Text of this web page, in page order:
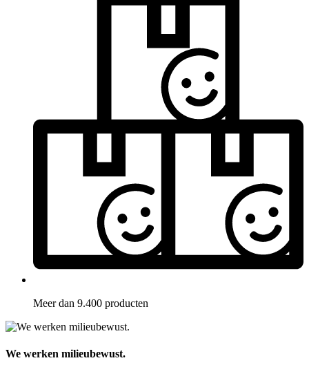
Meer dan 9.400 producten
We werken milieubewust.